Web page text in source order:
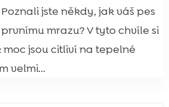
jste někdy, jak váš pes
mrazu? V tyto chvíle si
jsou citliví na tepelné
velmi...